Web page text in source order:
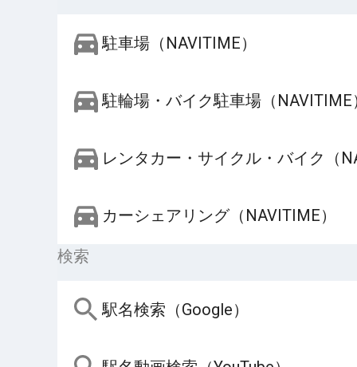
駐車場（NAVITIME）
駐輪場・バイク駐車場（NAVITIME
レンタカー・サイクル・バイク（
カーシェアリング（NAVITIME）
検索
駅名検索（Google）